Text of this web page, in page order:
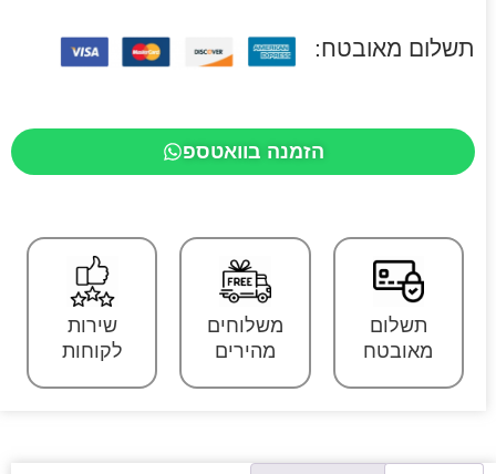
תשלום מאובטח:
הזמנה בוואטספ
תשלום
מאובטח
משלוחים
מהירים
שירות
לקוחות